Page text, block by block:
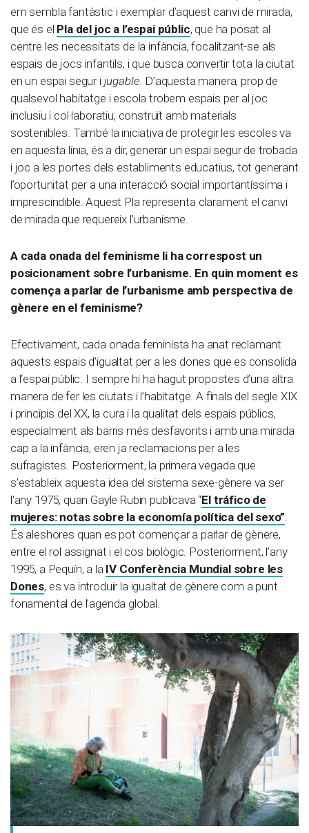
em sembla fantàstic i exemplar d’aquest canvi de mirada,
que és el Pla del joc a l’espai públic, que ha posat al
centre les necessitats de la infància, focalitzant-se als
espais de jocs infantils, i que busca convertir tota la ciutat
en un espai segur i jugable . D’aquesta manera, prop de
qualsevol habitatge i escola trobem espais per al joc
inclusiu i col·laboratiu, construït amb materials
sostenibles. També la iniciativa de protegir les escoles va
en aquesta línia, és a dir, generar un espai segur de trobada
i joc a les portes dels establiments educatius, tot generant
l’oportunitat per a una interacció social importantíssima i
imprescindible. Aquest Pla representa clarament el canvi
de mirada que requereix l’urbanisme.
A cada onada del feminisme li ha correspost un
posicionament sobre l’urbanisme. En quin moment es
comença a parlar de l’urbanisme amb perspectiva de
gènere en el feminisme?
Efectivament, cada onada feminista ha anat reclamant
aquests espais d’igualtat per a les dones que es consolida
a l‘espai públic. I sempre hi ha hagut propostes d’una altra
manera de fer les ciutats i l’habitatge. A finals del segle XIX
i principis del XX, la cura i la qualitat dels espais públics,
especialment als barris més desfavorits i amb una mirada
cap a la infància, eren ja reclamacions per a les
sufragistes. Posteriorment, la primera vegada que
s’estableix aquesta idea del sistema sexe-gènere va ser
l’any 1975, quan Gayle Rubin publicava “El tráfico de
mujeres: notas sobre la economía política del sexo”
És aleshores quan es pot començar a parlar de gènere,
entre el rol assignat i el cos biològic. Posteriorment, l’any
1995, a Pequín, a la IV Conferència Mundial sobre les
Dones, es va introduir la igualtat de gènere com a punt
fonamental de l’agenda global.